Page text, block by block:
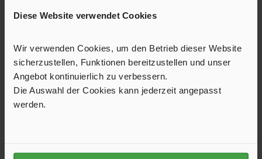
Diese Website verwendet Cookies
Wir verwenden Cookies, um den Betrieb dieser Website
sicherzustellen, Funktionen bereitzustellen und unser
Angebot kontinuierlich zu verbessern.
Die Auswahl der Cookies kann jederzeit angepasst
werden.